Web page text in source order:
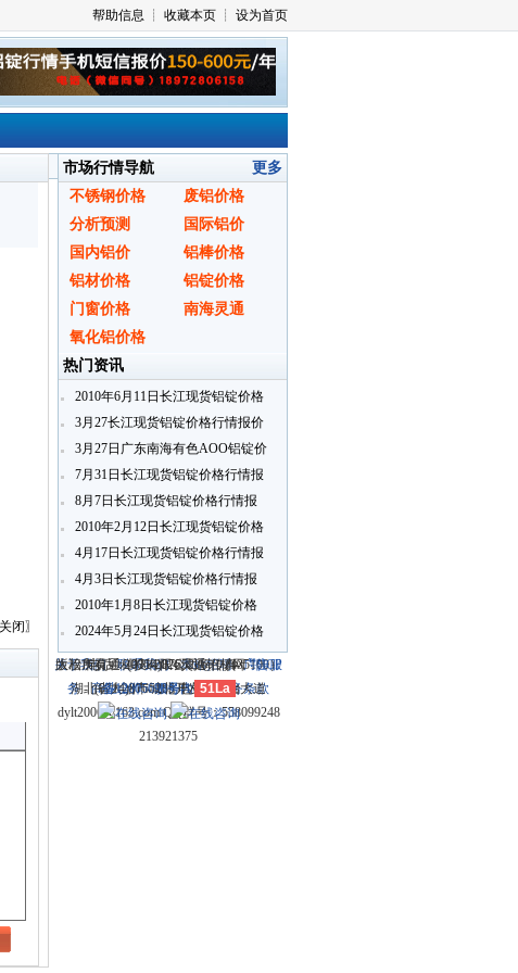
关闭〗
市场行情导航
更多
不锈钢价格
废铝价格
分析预测
国际铝价
国内铝价
铝棒价格
铝材价格
铝锭价格
门窗价格
南海灵通
氧化铝价格
热门资讯
2010年6月11日长江现货铝锭价格
行情报价
3月27长江现货铝锭价格行情报价
3月27日广东南海有色AOO铝锭价
7月31日长江现货铝锭价格行情报
8月7日长江现货铝锭价格行情报
2010年2月12日长江现货铝锭价格
行情报价
4月17日长江现货铝锭价格行情报
4月3日长江现货铝锭价格行情报
2010年1月8日长江现货铝锭价格
行情报价
2024年5月24日长江现货铝锭价格
行情报价
关于我们-联系我们-本站招聘-广告服
务- 商业合作-服务内容-服务条款
电话：(0714)8765286 传真：
(0714)8765285 电子邮件：
dylt2006@163.com QQ群号：558099248
213921375
大冶市灵通科技有限公司 @ （435100）
湖北省大冶市城北开发区新冶大道
版权所有 © 2006-2026灵通铝材网鄂ICP
备12005698号-1
51La